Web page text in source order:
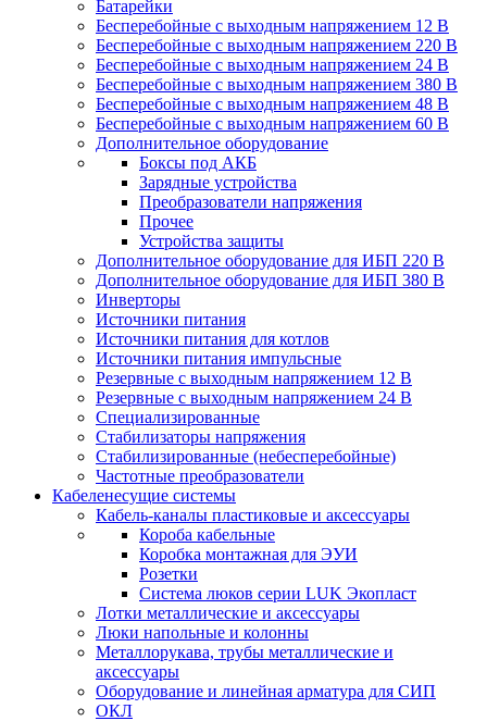
Батарейки
Бесперебойные с выходным напряжением 12 В
Бесперебойные с выходным напряжением 220 В
Бесперебойные с выходным напряжением 24 В
Бесперебойные с выходным напряжением 380 В
Бесперебойные с выходным напряжением 48 В
Бесперебойные с выходным напряжением 60 В
Дополнительное оборудование
Боксы под АКБ
Зарядные устройства
Преобразователи напряжения
Прочее
Устройства защиты
Дополнительное оборудование для ИБП 220 В
Дополнительное оборудование для ИБП 380 В
Инверторы
Источники питания
Источники питания для котлов
Источники питания импульсные
Резервные с выходным напряжением 12 В
Резервные с выходным напряжением 24 В
Специализированные
Стабилизаторы напряжения
Стабилизированные (небесперебойные)
Частотные преобразователи
Кабеленесущие системы
Кабель-каналы пластиковые и аксессуары
Короба кабельные
Коробка монтажная для ЭУИ
Розетки
Система люков серии LUK Экопласт
Лотки металлические и аксессуары
Люки напольные и колонны
Металлорукава, трубы металлические и
аксессуары
Оборудование и линейная арматура для СИП
ОКЛ